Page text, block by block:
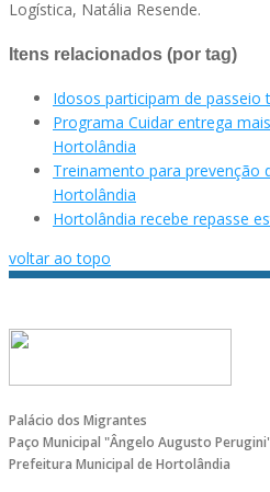
Logística, Natália Resende.
Itens relacionados (por tag)
Idosos participam de
Programa Cuidar entrega
Hortolândia
Treinamento para prevenção
Hortolândia
Hortolândia recebe repasse
voltar ao topo
Palácio dos Migrantes
Paço Municipal "Ângelo Augusto
Prefeitura Municipal de Hortolândia